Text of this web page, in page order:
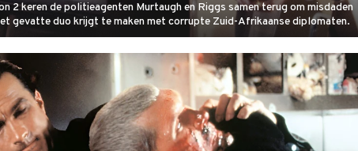
2 keren de politieagenten Murtaugh en Riggs samen terug om misdaden
gevatte duo krijgt te maken met corrupte Zuid-Afrikaanse diplomaten.